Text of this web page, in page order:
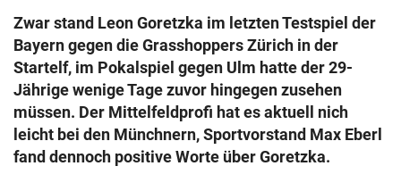
Zwar stand Leon Goretzka im letzten Testspiel der
Bayern gegen die Grasshoppers Zürich in der
Startelf, im Pokalspiel gegen Ulm hatte der 29-
Jährige wenige Tage zuvor hingegen zusehen
müssen. Der Mittelfeldprofi hat es aktuell nich
leicht bei den Münchnern, Sportvorstand Max Eberl
fand dennoch positive Worte über Goretzka.